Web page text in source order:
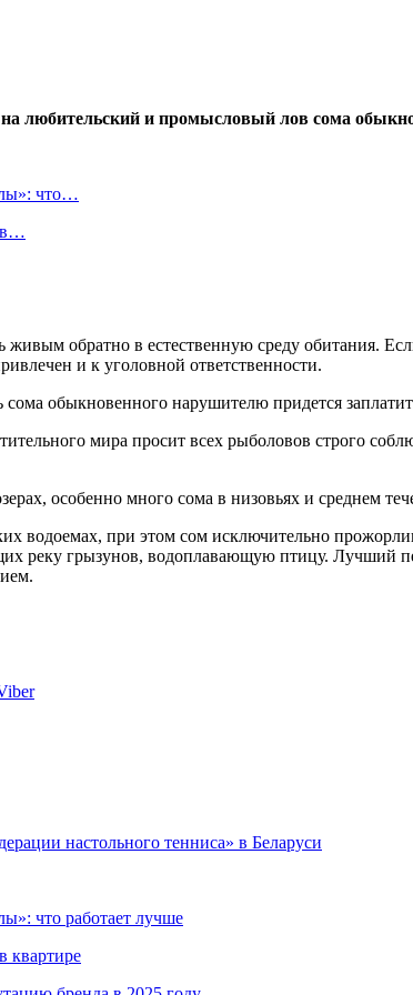
любительский и промысловый лов сома
что…
в…
живым обратно в естественную среду обитания.
и к уголовной ответственности.
обыкновенного нарушителю придется
мира просит всех рыболовов строго
особенно много сома в низовьях и среднем
водоемах, при этом сом исключительно
реку грызунов, водоплавающую птицу. Лучший
настольного тенниса» в Беларуси
что работает лучше
квартире